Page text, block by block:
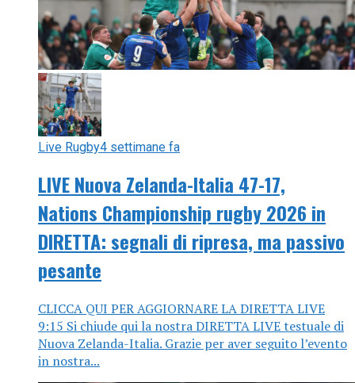
Live Rugby4 settimane fa
LIVE Nuova Zelanda-Italia 47-17,
Nations Championship rugby 2026 in
DIRETTA: segnali di ripresa, ma passivo
pesante
CLICCA QUI PER AGGIORNARE LA DIRETTA LIVE
9:15 Si chiude qui la nostra DIRETTA LIVE testuale di
Nuova Zelanda-Italia. Grazie per aver seguito l’evento
in nostra...